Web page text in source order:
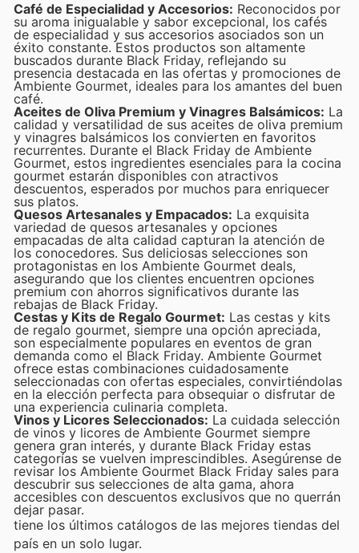
Café de Especialidad y Accesorios: Reconocidos por
su aroma inigualable y sabor excepcional, los cafés
de especialidad y sus accesorios asociados son un
éxito constante. Estos productos son altamente
buscados durante Black Friday, reflejando su
presencia destacada en las ofertas y promociones de
Ambiente Gourmet, ideales para los amantes del buen
café.
Aceites de Oliva Premium y Vinagres Balsámicos: La
calidad y versatilidad de sus aceites de oliva premium
y vinagres balsámicos los convierten en favoritos
recurrentes. Durante el Black Friday de Ambiente
Gourmet, estos ingredientes esenciales para la cocina
gourmet estarán disponibles con atractivos
descuentos, esperados por muchos para enriquecer
sus platos.
Quesos Artesanales y Empacados: La exquisita
variedad de quesos artesanales y opciones
empacadas de alta calidad capturan la atención de
los conocedores. Sus deliciosas selecciones son
protagonistas en los Ambiente Gourmet deals,
asegurando que los clientes encuentren opciones
premium con ahorros significativos durante las
rebajas de Black Friday.
Cestas y Kits de Regalo Gourmet: Las cestas y kits
de regalo gourmet, siempre una opción apreciada,
son especialmente populares en eventos de gran
demanda como el Black Friday. Ambiente Gourmet
ofrece estas combinaciones cuidadosamente
seleccionadas con ofertas especiales, convirtiéndolas
en la elección perfecta para obsequiar o disfrutar de
una experiencia culinaria completa.
Vinos y Licores Seleccionados: La cuidada selección
de vinos y licores de Ambiente Gourmet siempre
genera gran interés, y durante Black Friday estas
categorías se vuelven imprescindibles. Asegúrense de
revisar los Ambiente Gourmet Black Friday sales para
descubrir sus selecciones de alta gama, ahora
accesibles con descuentos exclusivos que no querrán
dejar pasar.
tiene los últimos catálogos de las mejores tiendas del
país en un solo lugar.